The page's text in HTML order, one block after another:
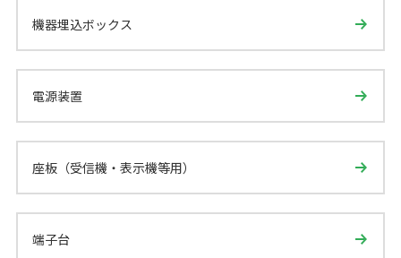
機器埋込ボックス
電源装置
座板（受信機・表示機等用）
端子台